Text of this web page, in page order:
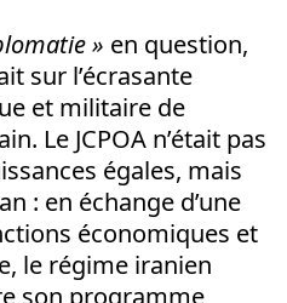
» en question,
sur l’écrasante
et militaire de
Le JCPOA n’était pas
égales, mais
: en échange d’une
économiques et
le régime iranien